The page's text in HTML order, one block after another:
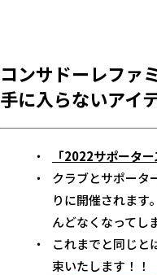
コンサドーレファ
手に入らないアイ
「2022サポータ
クラブとサポータ
りに開催されます
んどなくなってし
これまでと同じと
束いたします！！